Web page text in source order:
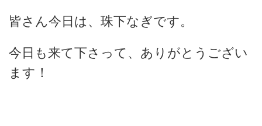
皆さん今日は、珠下なぎです。
今日も来て下さって、ありがとうござい
ます！